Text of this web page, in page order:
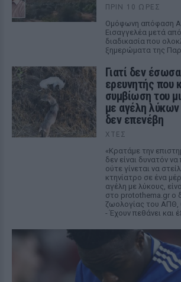
ΠΡΙΝ 10 ΏΡΕΣ
Ομόφωνη απόφαση
Εισαγγελέα μετά
διαδικασία που
ξημερώματα της
Γιατί δεν
ερευνητής που
συμβίωση του
με αγέλη λύκων
δεν επενέβη
ΧΤΕΣ
«Κρατάμε την
δεν είναι δυνατόν
ούτε γίνεται να
κτηνίατρο σε ένα
αγέλη με λύκους,
στο protothema.gr ο
ζωολογίας του
- Έχουν πεθάνει και